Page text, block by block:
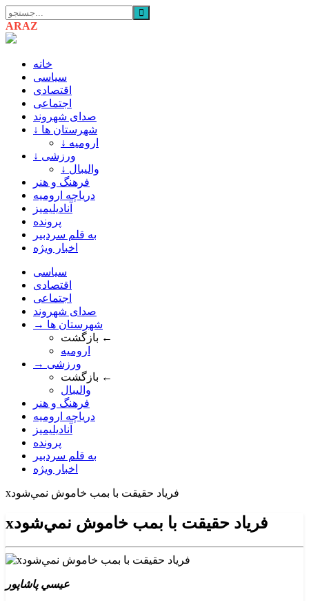
ARAZ
خانه
سیاسی
اقتصادی
اجتماعی
صدای شهروند
↓ شهرستان ها
↓ ارومیه
↓ ورزشی
↓ والیبال
فرهنگ و هنر
دریاچه ارومیه
آنادیلیمیز
پرونده
به قلم سردبیر
اخبار ویژه
سیاسی
اقتصادی
اجتماعی
صدای شهروند
→ شهرستان ها
بازگشت ←
ارومیه
→ ورزشی
بازگشت ←
والیبال
فرهنگ و هنر
دریاچه ارومیه
آنادیلیمیز
پرونده
به قلم سردبیر
اخبار ویژه
xفرياد حقيقت با بمب خاموش نمي‌شود
xفرياد حقيقت با بمب خاموش نمي‌شود
عيسي پاشاپور